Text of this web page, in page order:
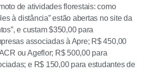
de atividades florestais: como
à distância” estão abertas no site da
e custam $350,00 para
associadas à Apre; R$ 450,00
ou Ageflor; R$ 500,00 para
e R$ 150,00 para estudantes de